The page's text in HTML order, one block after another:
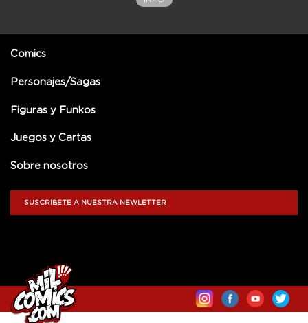
Comics
Personajes/Sagas
Figuras y Funkos
Juegos y Cartas
Sobre nosotros
SUSCRÍBETE A NUESTRA NEWLETTER